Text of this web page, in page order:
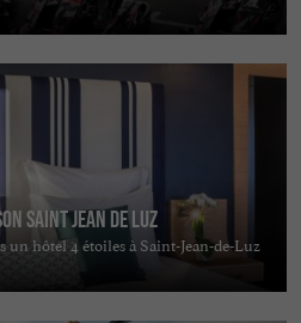
Saint Jean de Luz
un hôtel 4 étoiles à Saint-Jean-de-Luz